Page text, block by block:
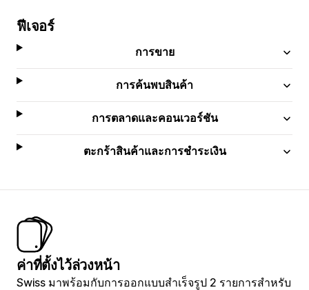
ฟีเจอร์
การขาย
การค้นพบสินค้า
การตลาดและคอนเวอร์ชัน
ตะกร้าสินค้าและการชำระเงิน
ค่าที่ตั้งไว้ล่วงหน้า
Swiss มาพร้อมกับการออกแบบสำเร็จรูป 2 รายการสำหรับ